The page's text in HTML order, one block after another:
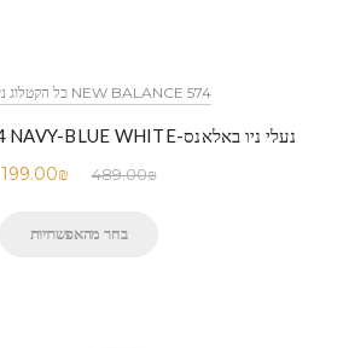
NEW BALANCE 574 כל הקטלוג ניו באלאנס
נעלי ניו באלאנס-New Balance 574 NAVY-BLUE WHITE
489.00₪
199.00₪
בחר מהאפשרויות